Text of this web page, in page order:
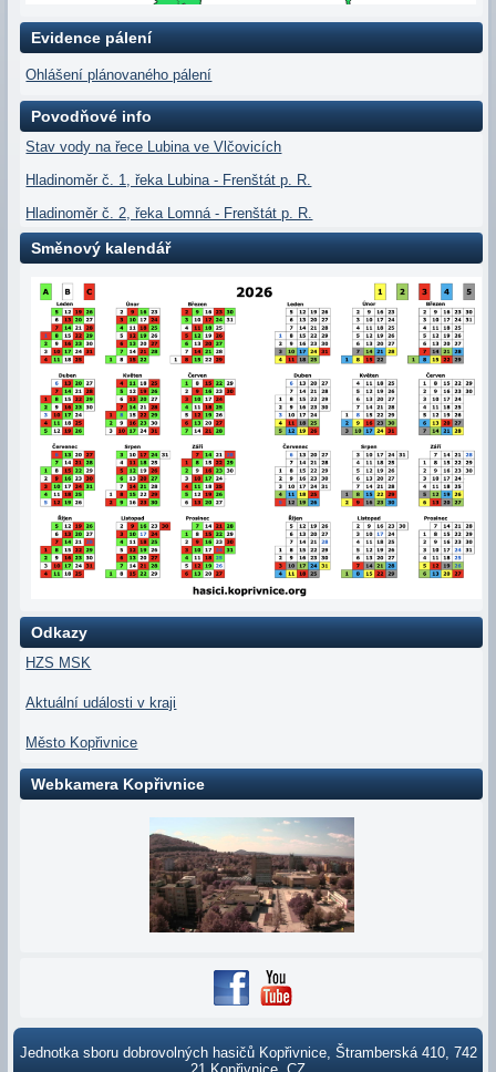
Evidence pálení
Ohlášení plánovaného pálení
Povodňové info
Stav vody na řece Lubina ve Vlčovicích
Hladinoměr č. 1, řeka Lubina - Frenštát p. R.
Hladinoměr č. 2, řeka Lomná - Frenštát p. R.
Směnový kalendář
Odkazy
HZS MSK
Aktuální události v kraji
Město Kopřivnice
Webkamera Kopřivnice
Jednotka sboru dobrovolných hasičů Kopřivnice, Štramberská 410, 742